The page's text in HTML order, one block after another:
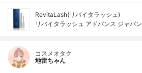
RevitaLash(リバイタラッシュ)
リバイタラッシュ アドバンス ジャパン
コスメオタク
地雷ちゃん